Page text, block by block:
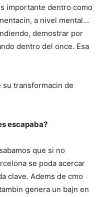
importante dentro como
a nivel mental…
demostrar por
dentro del once. Esa
su transformacin de
escapaba?
que si no
se poda acercar
clave. Adems de cmo
genera un bajn en